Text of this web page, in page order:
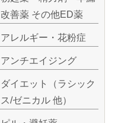
改善薬 その他ED薬
アレルギー・花粉症
アンチエイジング
ダイエット（ラシック
ス/ゼニカル 他）